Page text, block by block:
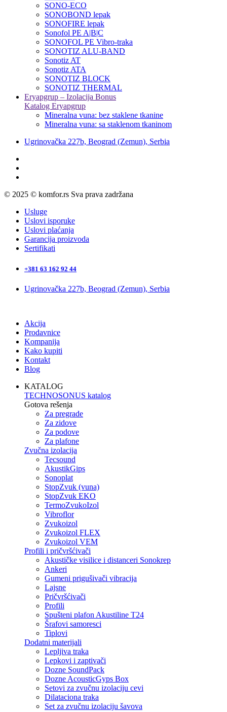
SONO-ECO
SONOBOND lepak
SONOFIRE lepak
Sonofol PE A|B|C
SONOFOL PE Vibro-traka
SONOTIZ ALU-BAND
Sonotiz AT
Sonotiz ATA
SONOTIZ BLOCK
SONOTIZ THERMAL
Eryapgrup – Izolacija Bonus
Katalog Eryapgrup
Mineralna vuna: bez staklene tkanine
Mineralna vuna: sa staklenom tkaninom
Ugrinovačka 227b, Beograd (Zemun), Serbia
© 2025 © komfor.rs Sva prava zadržana
Usluge
Uslovi isporuke
Uslovi plaćanja
Garancija proizvoda
Sertifikati
+381 63 162 92 44
Ugrinovačka 227b, Beograd (Zemun), Serbia
Akcija
Prodavnice
Kompanija
Kako kupiti
Kontakt
Blog
KATALOG
TECHNOSONUS katalog
Gotova rešenja
Za pregrade
Za zidove
Za podove
Za plafone
Zvučna izolacija
Tecsound
AkustikGips
Sonoplat
StopZvuk (vuna)
StopZvuk EKO
TermoZvukoIzol
Vibroflor
Zvukoizol
Zvukoizol FLEX
Zvukoizol VEM
Profili i pričvršćivači
Akustičke visilice i distanceri Sonokrep
Ankeri
Gumeni prigušivači vibracija
Lajsne
Pričvršćivači
Profili
Spušteni plafon Akustiline T24
Šrafovi samoresci
Tiplovi
Dodatni materijali
Lepljiva traka
Lepkovi i zaptivači
Dozne SoundPack
Dozne AcousticGyps Box
Setovi za zvučnu izolaciju cevi
Dilataciona traka
Set za zvučnu izolaciju šavova